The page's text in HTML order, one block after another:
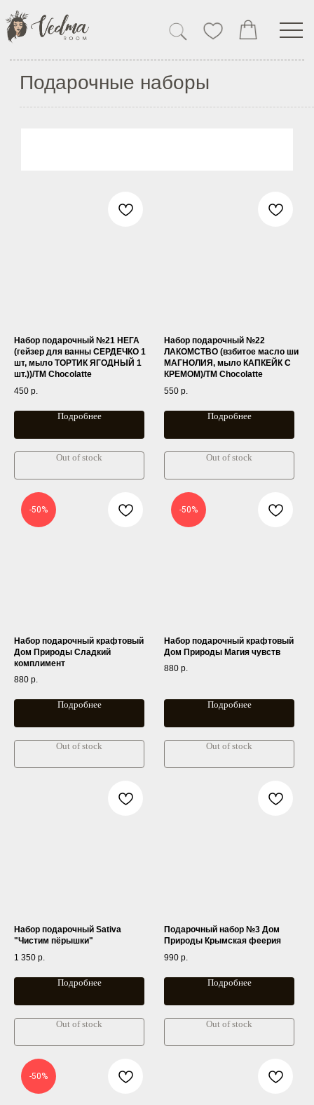
КАТАЛОГ
Подарочные наборы
Набор подарочный №21 НЕГА
(гейзер для ванны СЕРДЕЧКО 1
шт, мыло ТОРТИК ЯГОДНЫЙ 1
шт.))/ТМ Chocolatte
450 р.
Подробнее
Out of stock
Набор подарочный №22
ЛАКОМСТВО (взбитое масло ши
МАГНОЛИЯ, мыло КАПКЕЙК С
КРЕМОМ)/ТМ Chocolatte
550 р.
Подробнее
Out of stock
-50%
Набор подарочный крафтовый
Дом Природы Сладкий
комплимент
880 р.
Подробнее
Out of stock
-50%
Набор подарочный крафтовый
Дом Природы Магия чувств
880 р.
Подробнее
Out of stock
Набор подарочный Sativa
"Чистим пёрышки"
1 350 р.
Подробнее
Out of stock
Подарочный набор №3 Дом
Природы Крымская феерия
990 р.
Подробнее
Out of stock
-50%